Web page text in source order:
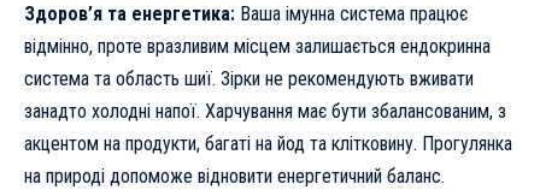
Здоров’я та енергетика: Ваша імунна система працює
відмінно, проте вразливим місцем залишається ендокринна
система та область шиї. Зірки не рекомендують вживати
занадто холодні напої. Харчування має бути збалансованим, з
акцентом на продукти, багаті на йод та клітковину. Прогулянка
на природі допоможе відновити енергетичний баланс.